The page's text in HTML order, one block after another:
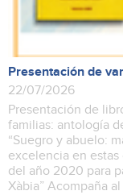
Presentación de
22/07/2026
Presentación de
familias: antología
“Suegro y abuelo:
excelencia en estas
del año 2020 para
Xàbia” Acompaña